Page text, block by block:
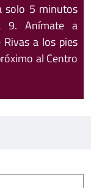
solo 5 minutos
9. Anímate a
a los pies
al Centro